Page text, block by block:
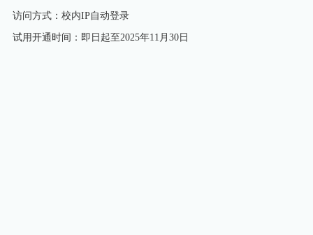
访问方式：校内IP自动登录
试用开通时间：即日起至 2025年11 月 30日